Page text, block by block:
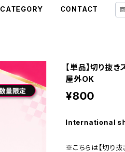
CATEGORY CONTACT
【単品】切り抜
屋外OK
¥800
International
※こちらは【切り抜